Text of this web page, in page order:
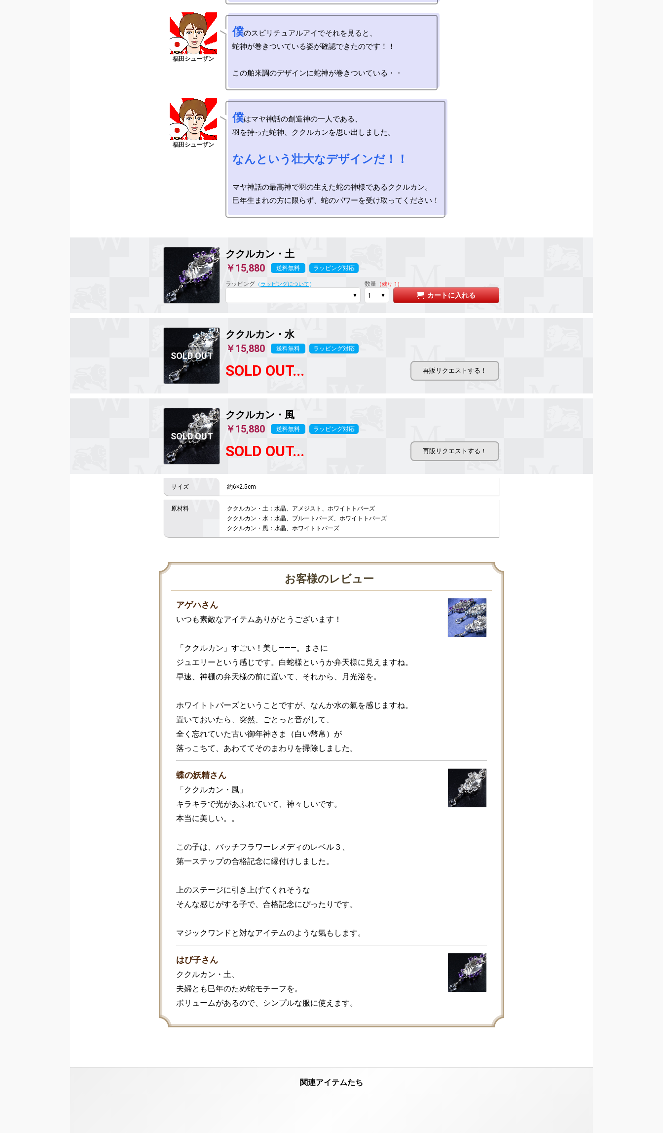
僕のスピリチュアルアイでそれを見ると、
蛇神が巻きついている姿が確認できたのです！！
僕はマヤ神話の創造神の一人である、
羽を持った蛇神、ククルカンを思い出しました。
なんという壮大なデザインだ！！
マヤ神話の最高神で羽の生えた蛇の神様であるククルカン。
ククルカン ・土
￥15,880
送料無料 ラッピング対応
ラッピング （ ラッピングについて ） 数量（残り 1）
カートに入れる
ククルカン・水
￥15,880
送料無料 ラッピング対応
SOLD OUT...
ククルカン・風
￥15,880
送料無料 ラッピング対応
SOLD OUT...
約6×2.5cm
ククルカン・土：水晶、アメジスト、ホワイトトパーズ
ククルカン・水：水晶、ブルートパーズ、ホワイトトパーズ
お客様のレビュー
アゲハさん
いつも素敵なアイテムありがとうございます！
「ククルカン」すごい！美し―――。まさに
ジュエリーという感じです。白蛇様というか弁天様に見えますね。
早速、神棚の弁天様の前に置いて、それから、月光浴を。
ホワイトトパーズということですが、なんか水の氣を感じますね。
置いておいたら、突然、ごとっと音がして、
全く忘れていた古い御年神さま（白い幣帛）が
落っこちて、あわててそのまわりを掃除しました。
蝶の妖精さん
「ククルカン・風」
キラキラで光があふれていて、神々しいです。
本当に美しい。。
この子は、バッチフラワーレメディのレベル３、
第一ステップの合格記念に縁付けしました。
上のステージに引き上げてくれそうな
そんな感じがする子で、合格記念にぴったりです。
マジックワンドと対なアイテムのような氣もします。
はぴ子さん
ククルカン・土、
夫婦とも巳年のため蛇モチーフを。
ボリュームがあるので、シンプルな服に使えます。